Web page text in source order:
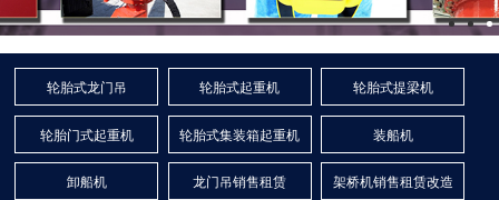
轮胎式龙门吊 轮胎式起重机 轮胎式提梁机
轮胎门式起重机 轮胎式集装箱起重机 装船机
卸船机 龙门吊销售租赁 架桥机销售租赁改造